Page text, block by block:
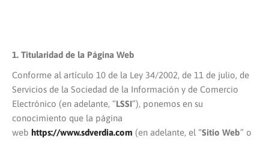
1. Titularidad de la Página Web
Conforme al artículo 10 de la Ley 34/2002, de 11 de julio, de
Servicios de la Sociedad de la Información y de Comercio
Electrónico (en adelante, “LSSI”), ponemos en su
conocimiento que la página
web https://www.sdverdia.com (en adelante, el “Sitio Web” o